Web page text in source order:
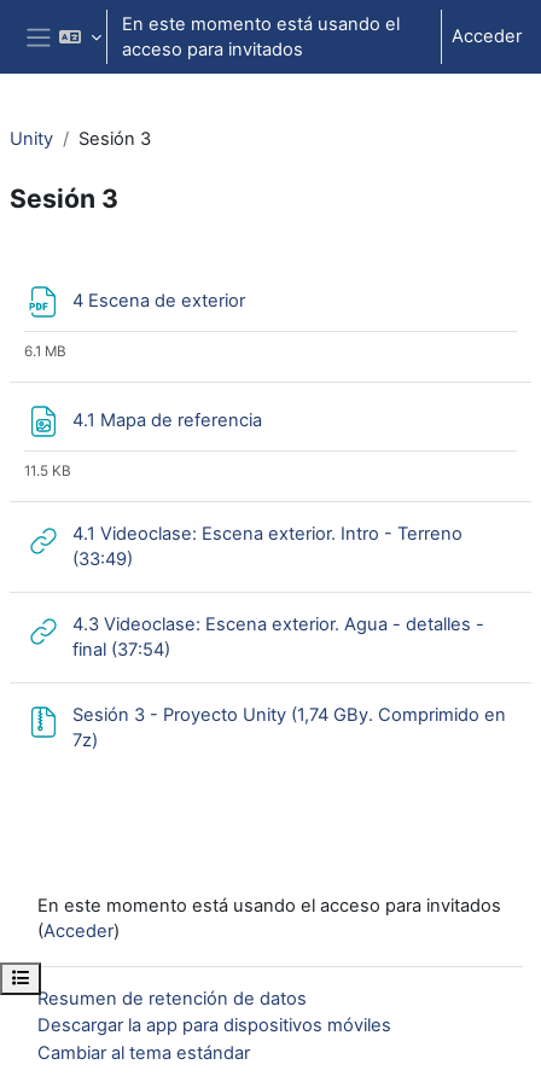
Salta al contenido principal
Panel lateral
En este momento está usando el
acceso para invitados
Acceder
Abrir índice del curso
Unity Sesión 3
Sesión 3
4 Escena de exterior
6.1 MB
4.1 Mapa de referencia
11.5 KB
4.1 Videoclase: Escena exterior. Intro - Terreno
(33:49)
4.3 Videoclase: Escena exterior. Agua - detalles -
final (37:54)
Sesión 3 - Proyecto Unity (1,74 GBy. Comprimido en
7z)
En este momento está usando el acceso para invitados
(Acceder)
Resumen de retención de datos
Descargar la app para dispositivos móviles
Cambiar al tema estándar